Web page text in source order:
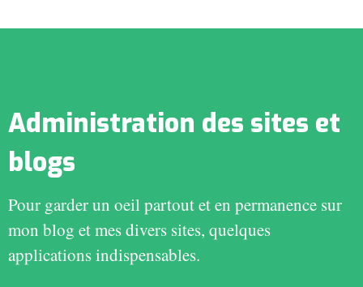
Administration des sites et
blogs
Pour garder un oeil partout et en permanence sur
mon blog et mes divers sites, quelques
applications indispensables.